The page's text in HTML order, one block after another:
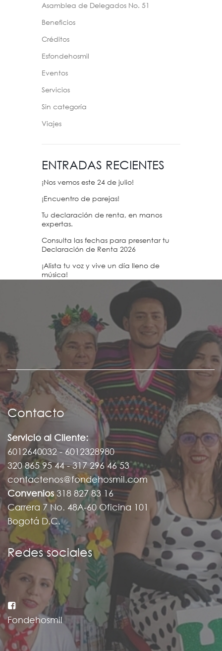
Asamblea de Delegados No. 51
Beneficios
Créditos
Esfondehosmil
Eventos
Servicios
Sin categoría
Viajes
ENTRADAS RECIENTES
¡Nos vemos este 24 de julio!
¡Encuentro de parejas!
Tu declaración de renta, en manos
expertas.
Consulta las fechas para presentar tu
Declaración de Renta 2026
¡Alista tu voz y vive un día lleno de
música!
Contacto
Servicio al Cliente:
6012640032 - 6012328980
320 865 95 44 - 317 296 46 53
contactenos@fondehosmil.com
Convenios 318 827 83 16
Carrera 7 No. 48A-60 Oficina 101
Bogotá D.C.
Redes sociales
Fondehosmil